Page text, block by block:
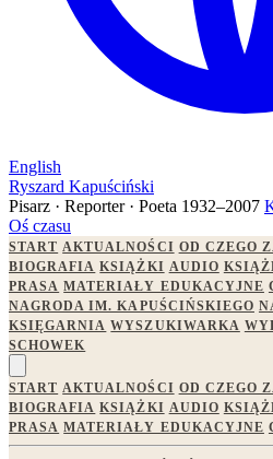
English
Ryszard Kapuściński
Pisarz · Reporter · Poeta 1932–2007
Oś czasu
START AKTUALNOŚCI OD CZEGO
BIOGRAFIA KSIĄŻKI AUDIO
PRASA MATERIAŁY EDUKACYJNE
NAGRODA IM. KAPUŚCIŃSKIEGO
KSIĘGARNIA WYSZUKIWARKA
SCHOWEK
START AKTUALNOŚCI OD CZEGO
BIOGRAFIA KSIĄŻKI AUDIO
PRASA MATERIAŁY EDUKACYJNE